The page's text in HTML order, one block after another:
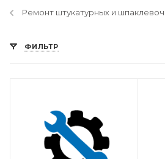
Ремонт штукатурных и
ФИЛЬТР